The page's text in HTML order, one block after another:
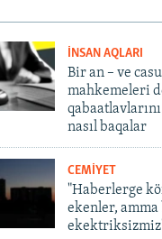
İNSAN AQLARI
Bir an – ve
mahkemeleri
nasıl baqalar
CEMİYET
"Haberlerge
ekenler,